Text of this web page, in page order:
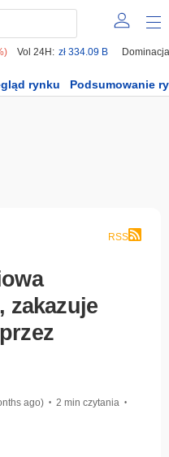
Vol 24H: zł 334.09 B
rynku Podsumowanie
RSS
zakazuje
ago) • 2 min czytania •